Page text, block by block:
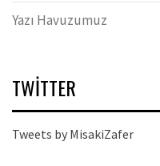
Yazı Havuzumuz
TWITTER
Tweets by MisakiZafer